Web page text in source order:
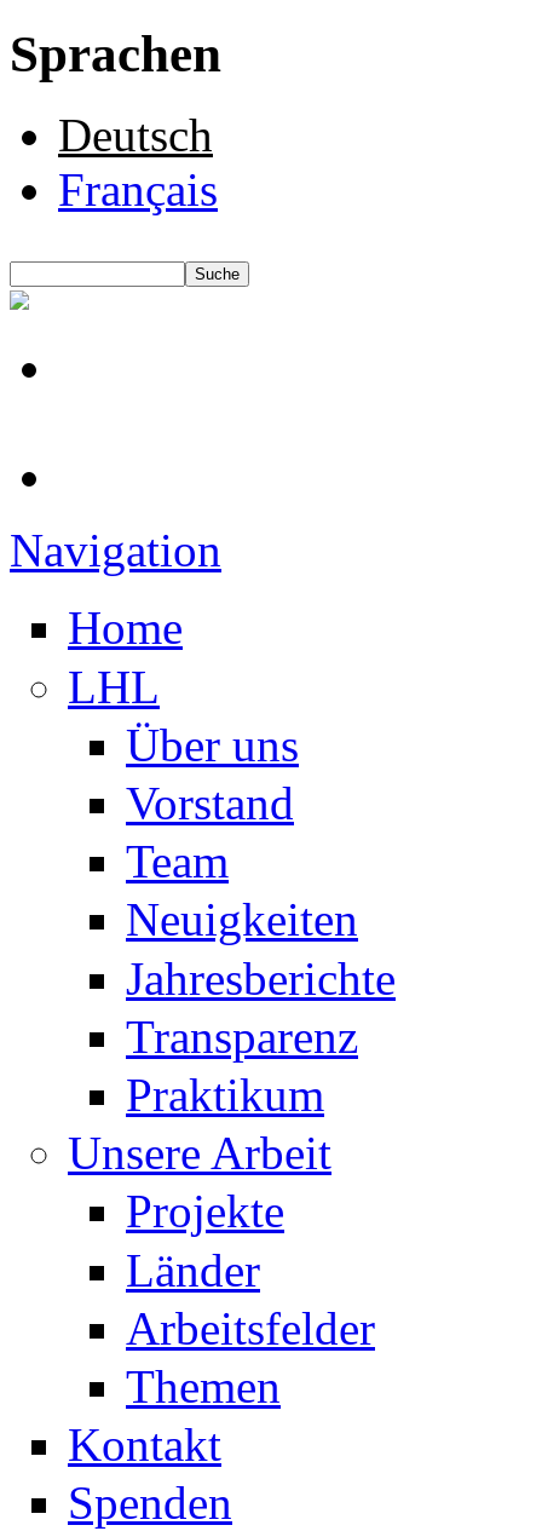
Sprachen
Deutsch
Français
Navigation
Home
LHL
Über uns
Vorstand
Team
Neuigkeiten
Jahresberichte
Transparenz
Praktikum
Unsere Arbeit
Projekte
Länder
Arbeitsfelder
Themen
Kontakt
Spenden